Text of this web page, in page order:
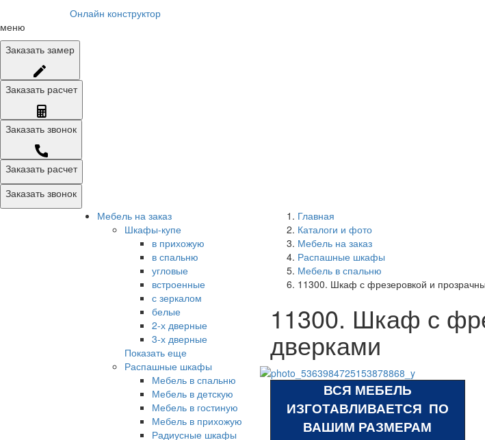
Онлайн конструктор
меню
Заказать замер
Заказать расчет
Заказать звонок
Заказать расчет
Заказать звонок
Мебель на заказ
Шкафы-купе
в прихожую
в спальню
угловые
встроенные
с зеркалом
белые
2-х дверные
3-х дверные
Показать еще
Распашные шкафы
Мебель в спальню
Мебель в детскую
Мебель в гостиную
Мебель в прихожую
Радиусные шкафы
Главная
Каталоги и фото
Мебель на заказ
Распашные шкафы
Мебель в спальню
11300. Шкаф с фрезеровкой и
11300. Шкаф с
дверками
ВСЯ МЕБЕЛЬ
ИЗГОТАВЛИВАЕТСЯ ПО
ВАШИМ РАЗМЕРАМ